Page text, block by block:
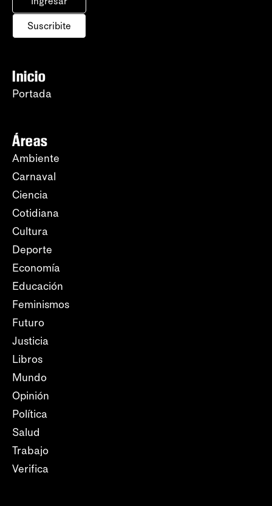
Suscribite
Inicio
Portada
Áreas
Ambiente
Carnaval
Ciencia
Cotidiana
Cultura
Deporte
Economía
Educación
Feminismos
Futuro
Justicia
Libros
Mundo
Opinión
Política
Salud
Trabajo
Verifica